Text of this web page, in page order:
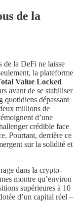
de la
de la DeFi ne laisse
la plateforme
Value Locked
avant de se stabiliser
quotidiens dépassant
millions de
d’une
crédible face
Pourtant, derrière ce
sur la solidité et
dans la crypto-
montre qu’environ
supérieures à 10
d’un capital réel –